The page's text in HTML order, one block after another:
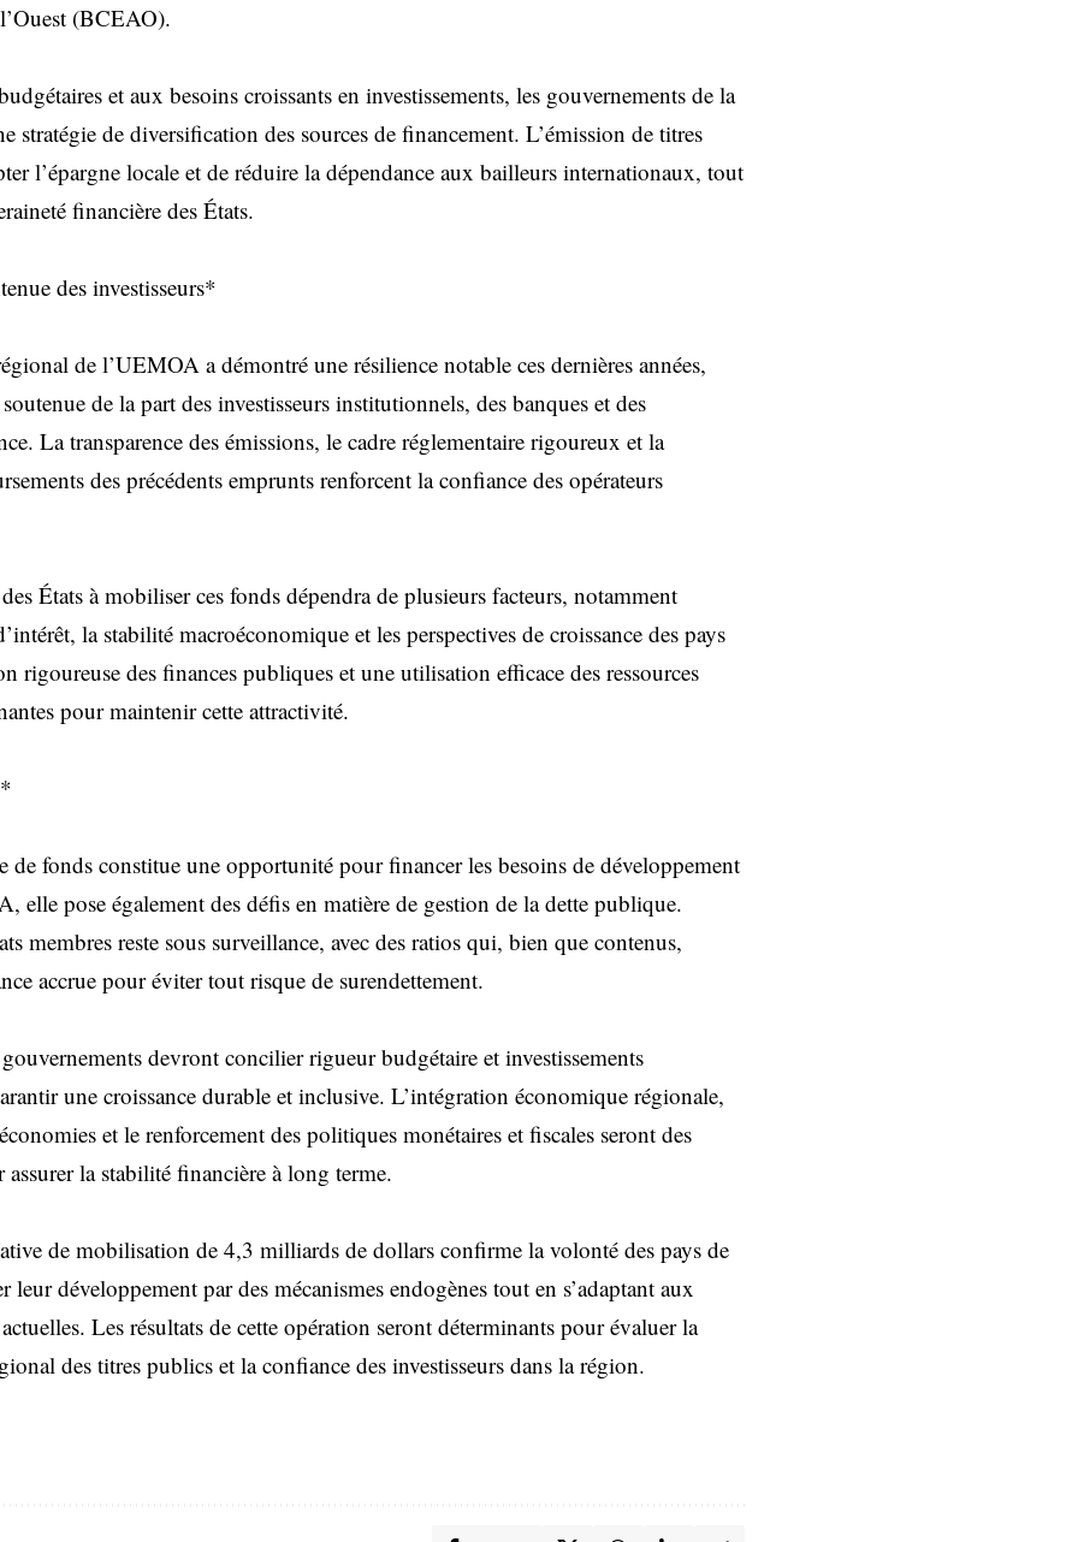
(BCEAO).
et aux besoins croissants en investissements, les gouvernements de la
stratégie de diversification des sources de financement. L’émission de titres
l’épargne locale et de réduire la dépendance aux bailleurs internationaux, tout
financière des États.
des investisseurs*
de l’UEMOA a démontré une résilience notable ces dernières années,
de la part des investisseurs institutionnels, des banques et des
La transparence des émissions, le cadre réglementaire rigoureux et la
des précédents emprunts renforcent la confiance des opérateurs
États à mobiliser ces fonds dépendra de plusieurs facteurs, notamment
la stabilité macroéconomique et les perspectives de croissance des pays
rigoureuse des finances publiques et une utilisation efficace des ressources
pour maintenir cette attractivité.
de fonds constitue une opportunité pour financer les besoins de développement
elle pose également des défis en matière de gestion de la dette publique.
membres reste sous surveillance, avec des ratios qui, bien que contenus,
accrue pour éviter tout risque de surendettement.
devront concilier rigueur budgétaire et investissements
une croissance durable et inclusive. L’intégration économique régionale,
et le renforcement des politiques monétaires et fiscales seront des
assurer la stabilité financière à long terme.
de mobilisation de 4,3 milliards de dollars confirme la volonté des pays de
développement par des mécanismes endogènes tout en s’adaptant aux
Les résultats de cette opération seront déterminants pour évaluer la
des titres publics et la confiance des investisseurs dans la région.